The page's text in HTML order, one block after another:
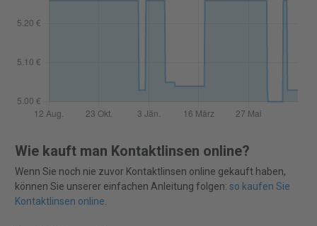
Wie kauft man Kontaktlinsen online?
Wenn Sie noch nie zuvor Kontaktlinsen online gekauft haben,
können Sie unserer einfachen Anleitung folgen: so kaufen Sie
Kontaktlinsen online.